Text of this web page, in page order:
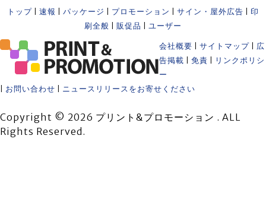
トップ 速報 パッケージ プロモーション サイン・屋外広告
印
刷全般
販促品 ユーザー
会社概要 サイトマップ
広
告掲載
免責
リンクポリシ
ー
お問い合わせ ニュースリリースをお寄せください
Copyright © 2026 プリント&プロモーション . ALL
Rights Reserved.